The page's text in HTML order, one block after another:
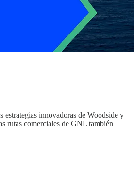
estrategias innovadoras de Woodside y
rutas comerciales de GNL también